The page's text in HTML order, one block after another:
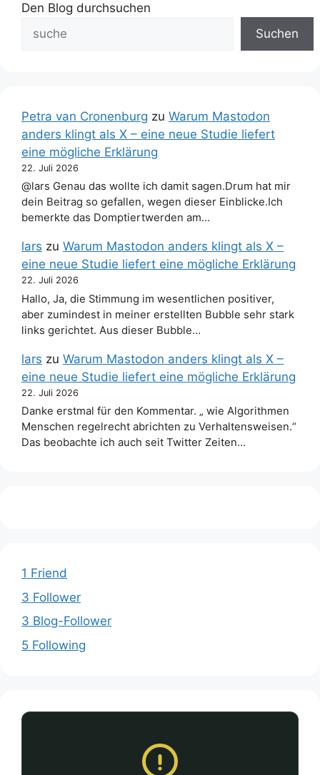
Den Blog durchsuchen
Suchen
Petra van Cronenburg zu Warum Mastodon
anders klingt als X – eine neue Studie liefert
eine mögliche Erklärung
22. Juli 2026
@lars Genau das wollte ich damit sagen.Drum hat mir
dein Beitrag so gefallen, wegen dieser Einblicke.Ich
bemerkte das Domptiertwerden am…
lars zu Warum Mastodon anders klingt als X –
eine neue Studie liefert eine mögliche Erklärung
22. Juli 2026
Hallo, Ja, die Stimmung im wesentlichen positiver,
aber zumindest in meiner erstellten Bubble sehr stark
links gerichtet. Aus dieser Bubble…
lars zu Warum Mastodon anders klingt als X –
eine neue Studie liefert eine mögliche Erklärung
22. Juli 2026
Danke erstmal für den Kommentar. „ wie Algorithmen
Menschen regelrecht abrichten zu Verhaltensweisen.“
Das beobachte ich auch seit Twitter Zeiten…
1 Friend
3 Follower
3 Blog-Follower
5 Following